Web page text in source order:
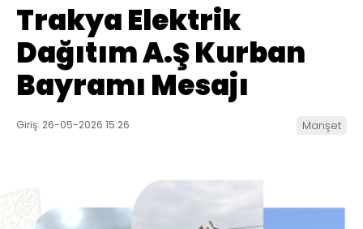
Trakya Elektrik
Dağıtım A.Ş Kurban
Bayramı Mesajı
Giriş: 26-05-2026 15:26 Manşet